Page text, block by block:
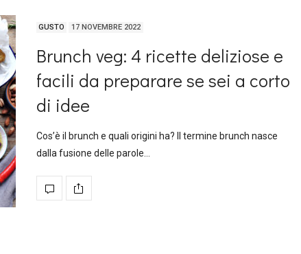
GUSTO 17 NOVEMBRE 2022
Brunch veg: 4 ricette deliziose e
facili da preparare se sei a corto
di idee
Cos’è il brunch e quali origini ha? Il termine brunch nasce
dalla fusione delle parole…